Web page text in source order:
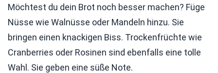
Möchtest du dein Brot noch besser machen? Füge
Nüsse wie Walnüsse oder Mandeln hinzu. Sie
bringen einen knackigen Biss. Trockenfrüchte wie
Cranberries oder Rosinen sind ebenfalls eine tolle
Wahl. Sie geben eine süße Note.